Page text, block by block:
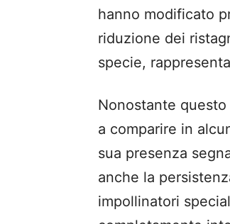
hanno modificato
riduzione dei
specie,
Nonostante questo
a comparire in
sua presenza
anche la
impollinatori